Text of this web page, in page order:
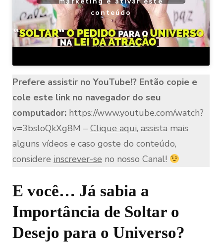
conteúdo
Prefere assistir no YouTube!? Então copie e
cole este link no navegador do seu
computador: https://www.youtube.com/watch?
v=3bsloQkXg8M – Clique aqui, assista mais
alguns vídeos e caso goste do conteúdo,
considere inscrever-se no nosso Canal!
E você… Já sabia a
Importância de Soltar o
Desejo para o Universo?